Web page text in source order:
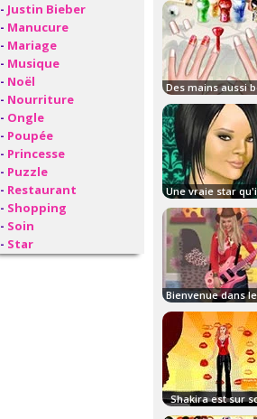
- Justin Bieber
- Manucure
- Mariage
- Musique
- Noël
- Nourriture
- Ongle
- Poupée
- Princesse
- Puzzle
- Restaurant
- Shopping
- Soin
- Star
Shakira est sur